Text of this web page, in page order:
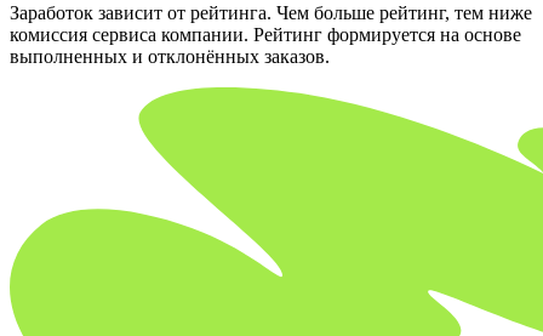
Заработок зависит от рейтинга. Чем больше рейтинг, тем ниже
комиссия сервиса компании. Рейтинг формируется на основе
выполненных и отклонённых заказов.